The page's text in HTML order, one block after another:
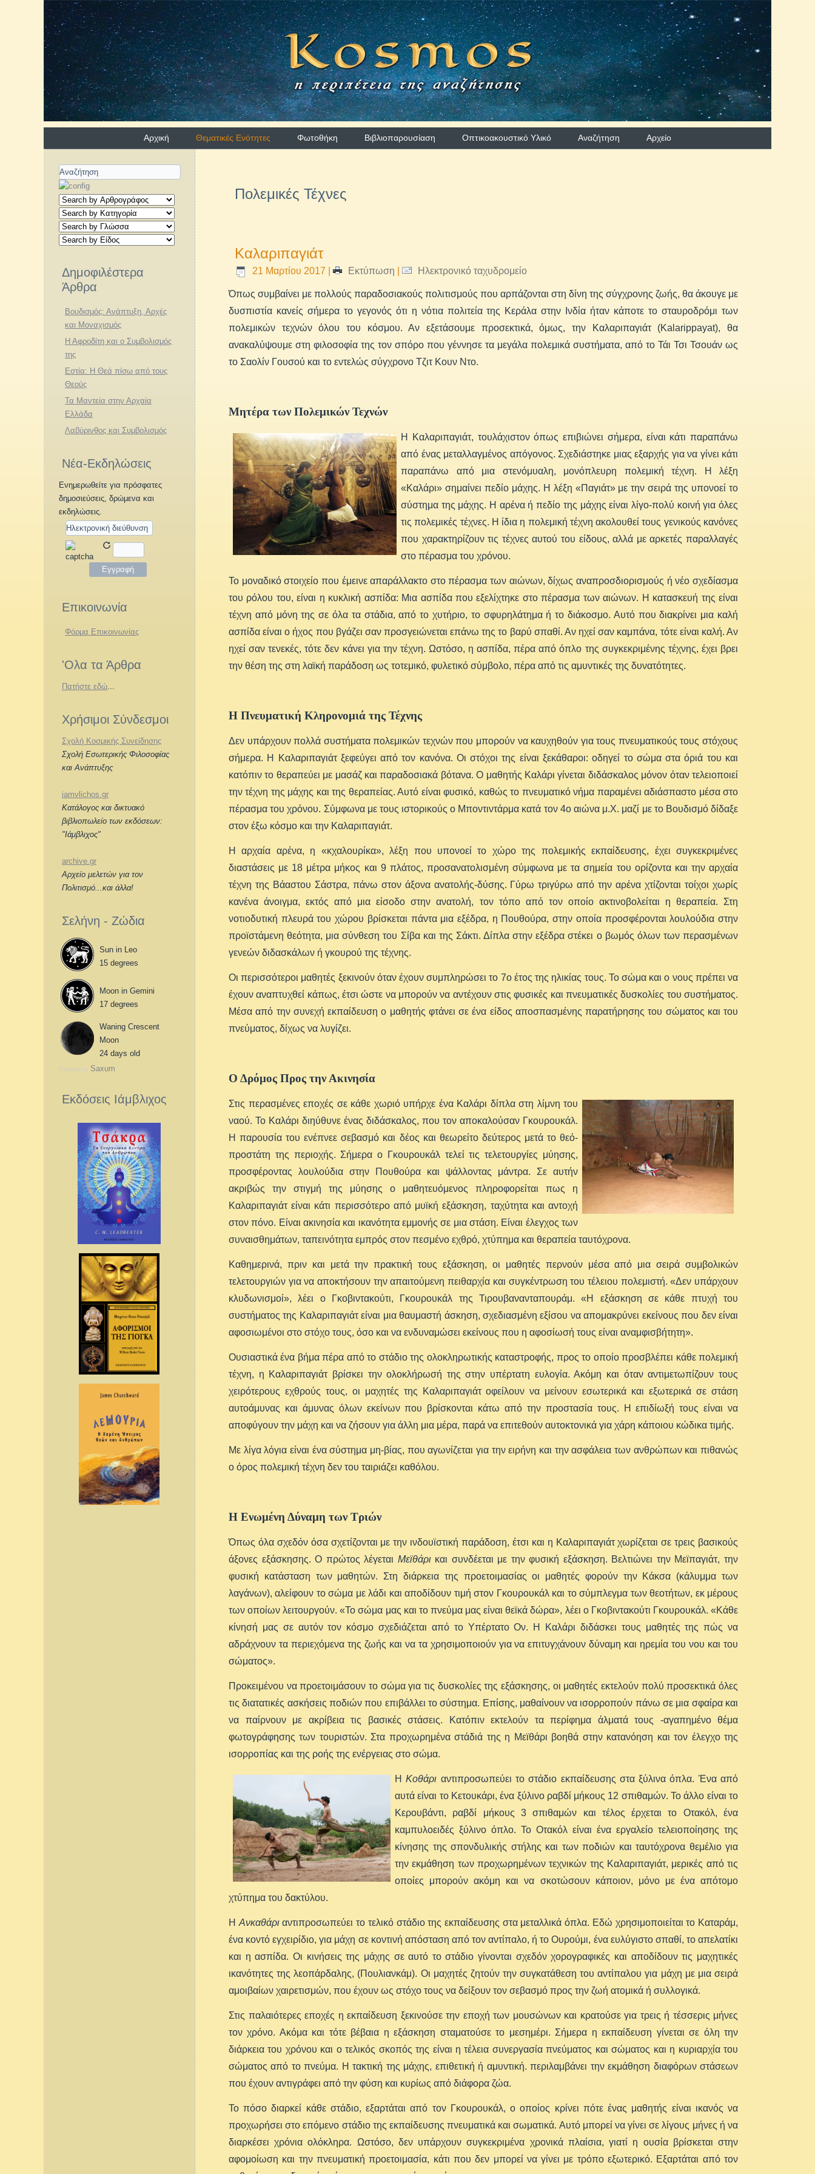
Αρχική Θεματικές Ενότητες Φωτοθήκη Βιβλιοπαρουσίαση Οπτικοακουστικό Υλικό Αναζήτηση Aρχείο
Δημοφιλέστερα
Άρθρα
Βουδισμός: Ανάπτυξη, Αρχές
και Μοναχισμός
Η Αφροδίτη και ο Συμβολισμός
της
Εστία: Η Θεά πίσω από τους
Θεούς
Τα Μαντεία στην Αρχαία
Ελλάδα
Λαβύρινθος και Συμβολισμός
Νέα-Εκδηλώσεις
Ενημερωθείτε για πρόσφατες
δημοσιεύσεις, δρώμενα και
εκδηλώσεις.
Επικοινωνία
Φόρμα Επικοινωνίας
'Ολα τα Άρθρα
Πατήστε εδώ...
Χρήσιμοι Σύνδεσμοι
Σχολή Κοσμικής Συνείδησης
Σχολή Εσωτερικής Φιλοσοφίας
και Ανάπτυξης
iamvlichos.gr
Κατάλογος και δικτυακό
βιβλιοπωλείο των εκδόσεων:
"Ιάμβλιχος"
archive.gr
Αρχείο μελετών για τον
Πολιτισμό...και άλλα!
Σελήνη - Ζώδια
Sun in Leo
15 degrees
Moon in Gemini
17 degrees
Waning Crescent
Moon
24 days old
Powered by Saxum
Εκδόσεις Ιάμβλιχος
Πολεμικές Τέχνες
Καλαριπαγιάτ
21 Μαρτίου 2017 Εκτύπωση Ηλεκτρονικό ταχυδρομείο
Όπως συμβαίνει με πολλούς παραδοσιακούς πολιτισμούς που αρπάζονται στη δίνη της σύγχρονης ζωής, θα άκουγε με
δυσπιστία κανείς σήμερα το γεγονός ότι η νότια πολιτεία της Κεράλα στην Ινδία ήταν κάποτε το σταυροδρόμι των
πολεμικών τεχνών όλου του κόσμου. Αν εξετάσουμε προσεκτικά, όμως, την Καλαριπαγιάτ (Kalarippayat), θα
ανακαλύψουμε στη φιλοσοφία της τον σπόρο που γέννησε τα μεγάλα πολεμικά συστήματα, από το Τάι Τσι Τσουάν ως
το Σαολίν Γουσού και το εντελώς σύγχρονο Τζιτ Κουν Ντο.
Μητέρα των Πολεμικών Τεχνών
Η Καλαριπαγιάτ, τουλάχιστον όπως επιβιώνει σήμερα, είναι κάτι παραπάνω
από ένας μεταλλαγμένος απόγονος. Σχεδιάστηκε μιας εξαρχής για να γίνει κάτι
παραπάνω από μια στενόμυαλη, μονόπλευρη πολεμική τέχνη. Η λέξη
«Καλάρι» σημαίνει πεδίο μάχης. Η λέξη «Παγιάτ» με την σειρά της υπονοεί το
σύστημα της μάχης. Η αρένα ή πεδίο της μάχης είναι λίγο-πολύ κοινή για όλες
τις πολεμικές τέχνες. Η ίδια η πολεμική τέχνη ακολουθεί τους γενικούς κανόνες
που χαρακτηρίζουν τις τέχνες αυτού του είδους, αλλά με αρκετές παραλλαγές
στο πέρασμα του χρόνου.
Το μοναδικό στοιχείο που έμεινε απαράλλακτο στο πέρασμα των αιώνων, δίχως αναπροσδιορισμούς ή νέο σχεδίασμα
του ρόλου του, είναι η κυκλική ασπίδα: Μια ασπίδα που εξελίχτηκε στο πέρασμα των αιώνων. Η κατασκευή της είναι
τέχνη από μόνη της σε όλα τα στάδια, από το χυτήριο, το σφυρηλάτημα ή το διάκοσμο. Αυτό που διακρίνει μια καλή
ασπίδα είναι ο ήχος που βγάζει σαν προσγειώνεται επάνω της το βαρύ σπαθί. Αν ηχεί σαν καμπάνα, τότε είναι καλή. Αν
ηχεί σαν τενεκές, τότε δεν κάνει για την τέχνη. Ωστόσο, η ασπίδα, πέρα από όπλο της συγκεκριμένης τέχνης, έχει βρει
την θέση της στη λαϊκή παράδοση ως τοτεμικό, φυλετικό σύμβολο, πέρα από τις αμυντικές της δυνατότητες.
Η Πνευματική Κληρονομιά της Τέχνης
Δεν υπάρχουν πολλά συστήματα πολεμικών τεχνών που μπορούν να καυχηθούν για τους πνευματικούς τους στόχους
σήμερα. Η Καλαριπαγιάτ ξεφεύγει από τον κανόνα. Οι στόχοι της είναι ξεκάθαροι: οδηγεί το σώμα στα όριά του και
κατόπιν το θεραπεύει με μασάζ και παραδοσιακά βότανα. Ο μαθητής Καλάρι γίνεται διδάσκαλος μόνον όταν τελειοποιεί
την τέχνη της μάχης και της θεραπείας. Αυτό είναι φυσικό, καθώς το πνευματικό νήμα παραμένει αδιάσπαστο μέσα στο
πέρασμα του χρόνου. Σύμφωνα με τους ιστορικούς ο Μποντιντάρμα κατά τον 4ο αιώνα μ.Χ. μαζί με το Βουδισμό δίδαξε
στον έξω κόσμο και την Καλαριπαγιάτ.
Η αρχαία αρένα, η «κχαλουρίκα», λέξη που υπονοεί το χώρο της πολεμικής εκπαίδευσης, έχει συγκεκριμένες
διαστάσεις με 18 μέτρα μήκος και 9 πλάτος, προσανατολισμένη σύμφωνα με τα σημεία του ορίζοντα και την αρχαία
τέχνη της Βάαστου Σάστρα, πάνω στον άξονα ανατολής-δύσης. Γύρω τριγύρω από την αρένα χτίζονται τοίχοι χωρίς
κανένα άνοιγμα, εκτός από μια είσοδο στην ανατολή, τον τόπο από τον οποίο ακτινοβολείται η θεραπεία. Στη
νοτιοδυτική πλευρά του χώρου βρίσκεται πάντα μια εξέδρα, η Πουθούρα, στην οποία προσφέρονται λουλούδια στην
προϊστάμενη θεότητα, μια σύνθεση του Σίβα και της Σάκτι. Δίπλα στην εξέδρα στέκει ο βωμός όλων των περασμένων
γενεών διδασκάλων ή γκουρού της τέχνης.
Οι περισσότεροι μαθητές ξεκινούν όταν έχουν συμπληρώσει το 7ο έτος της ηλικίας τους. Το σώμα και ο νους πρέπει να
έχουν αναπτυχθεί κάπως, έτσι ώστε να μπορούν να αντέχουν στις φυσικές και πνευματικές δυσκολίες του συστήματος.
Μέσα από την συνεχή εκπαίδευση ο μαθητής φτάνει σε ένα είδος αποσπασμένης παρατήρησης του σώματος και του
πνεύματος, δίχως να λυγίζει.
Ο Δρόμος Προς την Ακινησία
Στις περασμένες εποχές σε κάθε χωριό υπήρχε ένα Καλάρι δίπλα στη λίμνη του
ναού. Το Καλάρι διηύθυνε ένας διδάσκαλος, που τον αποκαλούσαν Γκουρουκάλ.
Η παρουσία του ενέπνεε σεβασμό και δέος και θεωρείτο δεύτερος μετά το θεό-
προστάτη της περιοχής. Σήμερα ο Γκουρουκάλ τελεί τις τελετουργίες μύησης,
προσφέροντας λουλούδια στην Πουθούρα και ψάλλοντας μάντρα. Σε αυτήν
ακριβώς την στιγμή της μύησης ο μαθητευόμενος πληροφορείται πως η
Καλαριπαγιάτ είναι κάτι περισσότερο από μυϊκή εξάσκηση, ταχύτητα και αντοχή
στον πόνο. Είναι ακινησία και ικανότητα εμμονής σε μια στάση. Είναι έλεγχος των
συναισθημάτων, ταπεινότητα εμπρός στον πεσμένο εχθρό, χτύπημα και θεραπεία ταυτόχρονα.
Καθημερινά, πριν και μετά την πρακτική τους εξάσκηση, οι μαθητές περνούν μέσα από μια σειρά συμβολικών
τελετουργιών για να αποκτήσουν την απαιτούμενη πειθαρχία και συγκέντρωση του τέλειου πολεμιστή. «Δεν υπάρχουν
κλυδωνισμοί», λέει ο Γκοβιντακούτι, Γκουρουκάλ της Τιρουβανανταπουράμ. «Η εξάσκηση σε κάθε πτυχή του
συστήματος της Καλαριπαγιάτ είναι μια θαυμαστή άσκηση, σχεδιασμένη εξίσου να απομακρύνει εκείνους που δεν είναι
αφοσιωμένοι στο στόχο τους, όσο και να ενδυναμώσει εκείνους που η αφοσίωσή τους είναι αναμφισβήτητη».
Ουσιαστικά ένα βήμα πέρα από το στάδιο της ολοκληρωτικής καταστροφής, προς το οποίο προσβλέπει κάθε πολεμική
τέχνη, η Καλαριπαγιάτ βρίσκει την ολοκλήρωσή της στην υπέρτατη ευλογία. Ακόμη και όταν αντιμετωπίζουν τους
χειρότερους εχθρούς τους, οι μαχητές της Καλαριπαγιάτ οφείλουν να μείνουν εσωτερικά και εξωτερικά σε στάση
αυτοάμυνας και άμυνας όλων εκείνων που βρίσκονται κάτω από την προστασία τους. Η επιδίωξή τους είναι να
αποφύγουν την μάχη και να ζήσουν για άλλη μια μέρα, παρά να επιτεθούν αυτοκτονικά για χάρη κάποιου κώδικα τιμής.
Με λίγα λόγια είναι ένα σύστημα μη-βίας, που αγωνίζεται για την ειρήνη και την ασφάλεια των ανθρώπων και πιθανώς
ο όρος πολεμική τέχνη δεν του ταιριάζει καθόλου.
Η Ενωμένη Δύναμη των Τριών
Όπως όλα σχεδόν όσα σχετίζονται με την ινδουϊστική παράδοση, έτσι και η Καλαριπαγιάτ χωρίζεται σε τρεις βασικούς
άξονες εξάσκησης. Ο πρώτος λέγεται Μεϊθάρικαι συνδέεται με την φυσική εξάσκηση. Βελτιώνει την Μεϊπαγιάτ, την
φυσική κατάσταση των μαθητών. Στη διάρκεια της προετοιμασίας οι μαθητές φορούν την Κάκσα (κάλυμμα των
λαγάνων), αλείφουν το σώμα με λάδι και αποδίδουν τιμή στον Γκουρουκάλ και το σύμπλεγμα των θεοτήτων, εκ μέρους
των οποίων λειτουργούν. «Το σώμα μας και το πνεύμα μας είναι θεϊκά δώρα», λέει ο Γκοβιντακούτι Γκουρουκάλ. «Κάθε
κίνησή μας σε αυτόν τον κόσμο σχεδιάζεται από το Υπέρτατο Ον. Η Καλάρι διδάσκει τους μαθητές της πώς να
αδράχνουν τα περιεχόμενα της ζωής και να τα χρησιμοποιούν για να επιτυγχάνουν δύναμη και ηρεμία του νου και του
σώματος».
Προκειμένου να προετοιμάσουν το σώμα για τις δυσκολίες της εξάσκησης, οι μαθητές εκτελούν πολύ προσεκτικά όλες
τις διατατικές ασκήσεις ποδιών που επιβάλλει το σύστημα. Επίσης, μαθαίνουν να ισορροπούν πάνω σε μια σφαίρα και
να παίρνουν με ακρίβεια τις βασικές στάσεις. Κατόπιν εκτελούν τα περίφημα άλματά τους -αγαπημένο θέμα
φωτογράφησης των τουριστών. Στα προχωρημένα στάδιά της η Μεϊθάρι βοηθά στην κατανόηση και τον έλεγχο της
ισορροπίας και της ροής της ενέργειας στο σώμα.
ΗΚοθάρι αντιπροσωπεύει το στάδιο εκπαίδευσης στα ξύλινα όπλα. Ένα από
αυτά είναι το Κετουκάρι, ένα ξύλινο ραβδί μήκους 12 σπιθαμών. Το άλλο είναι το
Κερουβάντι, ραβδί μήκους 3 σπιθαμών και τέλος έρχεται το Οτακόλ, ένα
καμπυλοειδές ξύλινο όπλο. Το Οτακόλ είναι ένα εργαλείο τελειοποίησης της
κίνησης της σπονδυλικής στήλης και των ποδιών και ταυτόχρονα θεμέλιο για
την εκμάθηση των προχωρημένων τεχνικών της Καλαριπαγιάτ, μερικές από τις
οποίες μπορούν ακόμη και να σκοτώσουν κάποιον, μόνο με ένα απότομο
χτύπημα του δακτύλου.
Η Ανκαθάριαντιπροσωπεύει το τελικό στάδιο της εκπαίδευσης στα μεταλλικά όπλα. Εδώ χρησιμοποιείται το Καταράμ,
ένα κοντό εγχειρίδιο, για μάχη σε κοντινή απόσταση από τον αντίπαλο, ή το Ουρούμι, ένα ευλύγιστο σπαθί, το απελατίκι
και η ασπίδα. Οι κινήσεις της μάχης σε αυτό το στάδιο γίνονται σχεδόν χορογραφικές και αποδίδουν τις μαχητικές
ικανότητες της λεοπάρδαλης, (Πουλιανκάμ). Οι μαχητές ζητούν την συγκατάθεση του αντίπαλου για μάχη με μια σειρά
αμοιβαίων χαιρετισμών, που έχουν ως στόχο τους να δείξουν τον σεβασμό προς την ζωή ατομικά ή συλλογικά.
Στις παλαιότερες εποχές η εκπαίδευση ξεκινούσε την εποχή των μουσώνων και κρατούσε για τρεις ή τέσσερις μήνες
τον χρόνο. Ακόμα και τότε βέβαια η εξάσκηση σταματούσε το μεσημέρι. Σήμερα η εκπαίδευση γίνεται σε όλη την
διάρκεια του χρόνου και ο τελικός σκοπός της είναι η τέλεια συνεργασία πνεύματος και σώματος και η κυριαρχία του
σώματος από το πνεύμα. Η τακτική της μάχης, επιθετική ή αμυντική. περιλαμβάνει την εκμάθηση διαφόρων στάσεων
που έχουν αντιγράφει από την φύση και κυρίως από διάφορα ζώα.
Το πόσο διαρκεί κάθε στάδιο, εξαρτάται από τον Γκουρουκάλ, ο οποίος κρίνει πότε ένας μαθητής είναι ικανός να
προχωρήσει στο επόμενο στάδιο της εκπαίδευσης πνευματικά και σωματικά. Αυτό μπορεί να γίνει σε λίγους μήνες ή να
διαρκέσει χρόνια ολόκληρα. Ωστόσο, δεν υπάρχουν συγκεκριμένα χρονικά πλαίσια, γιατί η ουσία βρίσκεται στην
αφομοίωση και την πνευματική προετοιμασία, κάτι που δεν μπορεί να γίνει με τρόπο εξωτερικό. Εξαρτάται από τον